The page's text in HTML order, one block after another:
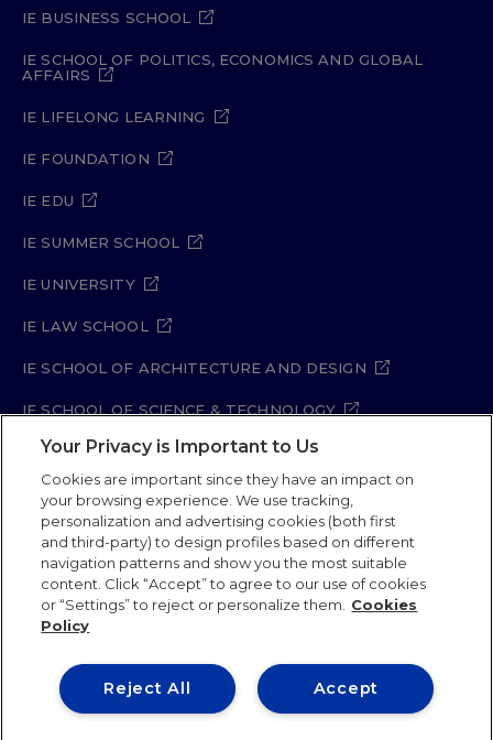
IE BUSINESS SCHOOL
IE SCHOOL OF POLITICS, ECONOMICS AND GLOBAL
AFFAIRS
IE LIFELONG LEARNING
IE FOUNDATION
IE EDU
IE SUMMER SCHOOL
IE UNIVERSITY
IE LAW SCHOOL
IE SCHOOL OF ARCHITECTURE AND DESIGN
IE SCHOOL OF SCIENCE & TECHNOLOGY
IE SCHOOL OF ARTS & HUMANITIES
Legal Notice Privacy Policy
Cookie Policy
Security Policy
Student Academic Standards
Compliance Channel
Site Map
IE University 2026
Your Privacy is Important to Us
Cookies are important since they have an impact on
your browsing experience. We use tracking,
personalization and advertising cookies (both first
and third-party) to design profiles based on different
navigation patterns and show you the most suitable
content. Click “Accept” to agree to our use of cookies
or “Settings” to reject or personalize them.
Cookies
Policy
Accept
Reject All